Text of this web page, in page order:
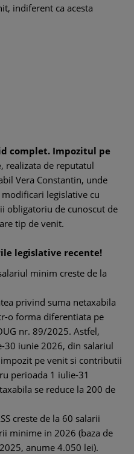
indiferent ca acesta
complet. Impozitul pe
, realizata de reputatul
Vera Constantin, unde
legislative cu
obligatoriu de cunoscut de
tip de venit.
legislative recente!
minim creste de la
privind suma netaxabila
o forma diferentiata pe
nr. 89/2025. Astfel,
30 iunie 2026, din salariul
pe venit si contributii
perioada 1 iulie-31
se reduce la 200 de
creste de la 60 salarii
minime in 2026 (baza de
anume 4.050 lei).